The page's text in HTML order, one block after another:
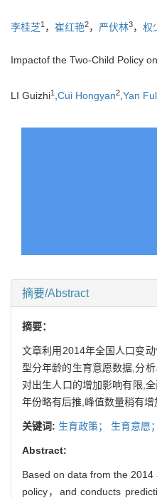
李桂芝1 ， 崔红艳2， 严伏林3， 权
Impactof the Two-Child Policy
LI Guizhi1 Cui Hongyan2 Yan
摘要/Abstract
摘要：
文章利用2014年全国人口变
型分年龄的生育意愿数据,分
对出生人口的增加影响有限,
年份略有后推,峰值数量稍有
关键词: 生育政策； 生育意愿；
Abstract:
Based on data from the
policy，and conducts